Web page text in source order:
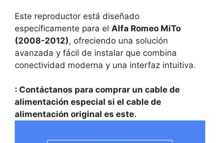
Este reproductor está diseñado
específicamente para el Alfa Romeo MiTo
(2008-2012), ofreciendo una solución
avanzada y fácil de instalar que combina
conectividad moderna y una interfaz intuitiva.
: Contáctanos para comprar un cable de
alimentación especial si el cable de
alimentación original es este.